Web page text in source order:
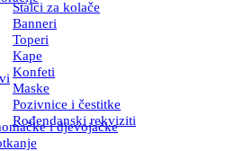
Stalci za kolače
Banneri
Toperi
Kape
Konfeti
Maske
Pozivnice i čestitke
i djevojačke
Rođendanski rekviziti